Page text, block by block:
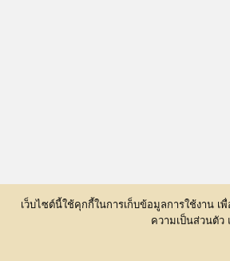
เว็บไซต์นี้ใช้คุกกี้ในการเก็บข้อมูลการใช้งาน
ความเป็นส่วนตั